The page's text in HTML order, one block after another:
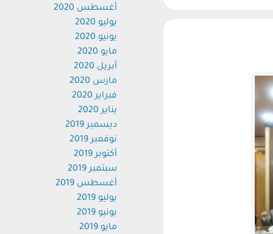
أغسطس 2020
يوليو 2020
يونيو 2020
مايو 2020
أبريل 2020
مارس 2020
فبراير 2020
يناير 2020
ديسمبر 2019
نوفمبر 2019
أكتوبر 2019
سبتمبر 2019
أغسطس 2019
يوليو 2019
يونيو 2019
مايو 2019